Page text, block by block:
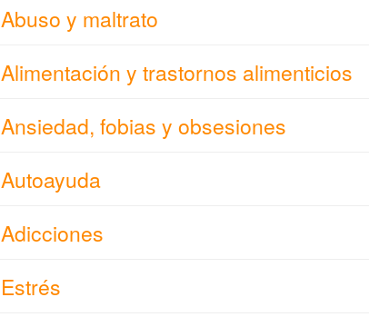
Abuso y maltrato
Alimentación y trastornos alimenticios
Ansiedad, fobias y obsesiones
Autoayuda
Adicciones
Estrés